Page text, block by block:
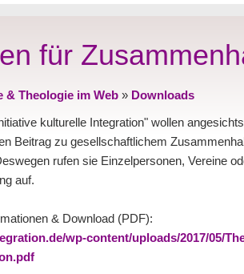
für
& Theologie im Web » Downloads
kulturelle Integration" wollen
Beitrag zu gesellschaftlichem
rufen sie Einzelpersonen, Vereine
auf.
& Download (PDF):
wp-content/uploads/2017/05/